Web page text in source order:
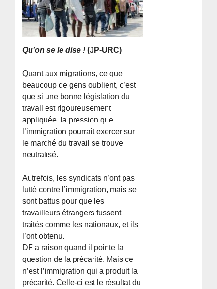
Qu’on se le dise !(JP-URC)
Quant aux migrations, ce que
beaucoup de gens oublient, c’est
que si une bonne législation du
travail est rigoureusement
appliquée, la pression que
l’immigration pourrait exercer sur
le marché du travail se trouve
neutralisé.
Autrefois, les syndicats n’ont pas
lutté contre l’immigration, mais se
sont battus pour que les
travailleurs étrangers fussent
traités comme les nationaux, et ils
l’ont obtenu.
DF a raison quand il pointe la
question de la précarité. Mais ce
n’est l’immigration qui a produit la
précarité. Celle-ci est le résultat du